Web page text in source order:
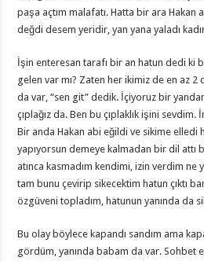
paşa açtım malafatı. Hatta bir ara
değdi desem yeridir, yan yana yaladı
İşin enteresan tarafı bir an hatun dedi ki
gelen var mı? Zaten her ikimiz de en az 2
da var, “sen git” dedik. İçiyoruz bir
çıplağız da. Ben bu çıplaklık işini sevdim.
Bir anda Hakan abi eğildi ve sikime elledi
yapıyorsun demeye kalmadan bir dil attı
atınca kasmadım kendimi, izin verdim ne
tam bunu çevirip sikecektim hatun çıktı
özgüveni topladım, hatunun yanında da
Bu olay böylece kapandı sandım ama
gördüm, yanında babam da var. Sohbet